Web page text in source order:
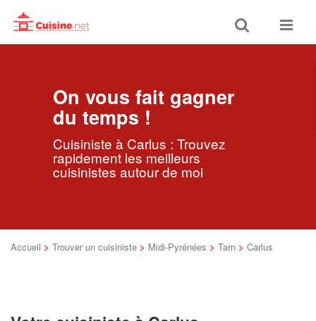
Toggle
search
Toggle
On vous fait gagner
du temps !
Cuisiniste à Carlus : Trouvez
rapidement les meilleurs
cuisinistes autour de moi
Accueil > Trouver un cuisiniste > Midi-Pyrénées > Tarn > Carlus